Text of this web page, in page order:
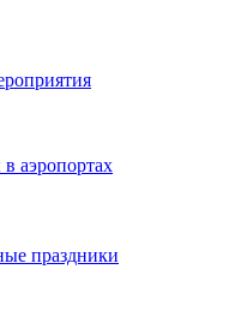
аэропортах
праздники